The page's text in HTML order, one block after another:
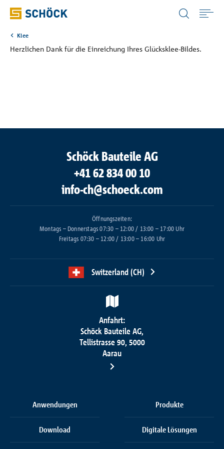
Referenzen
Switzerland (CH) Deutsch
Klee
Herzlichen Dank für die Einreichung Ihres Glücksklee-Bildes.
Schöck Bauteile AG
+41 62 834 00 10
info-ch@schoeck.com
Öffnungszeiten:
Montags – Donnerstags 07:30 – 12:00 / 13:00 – 17:00 Uhr
Freitags 07:30 – 12:00 / 13:00 – 16:00 Uhr
Switzerland (CH)
Anfahrt:
Schöck Bauteile AG,
Tellistrasse 90, 5000
Aarau
Anwendungen Produkte
Download Digitale Lösungen